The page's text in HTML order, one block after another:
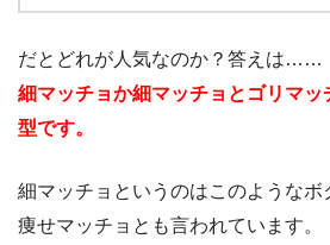
だとどれが人気なのか？答えは……
細マッチョか細マッチョとゴリマ
型です。
細マッチョというのはこのようなボ
痩せマッチョとも言われています。